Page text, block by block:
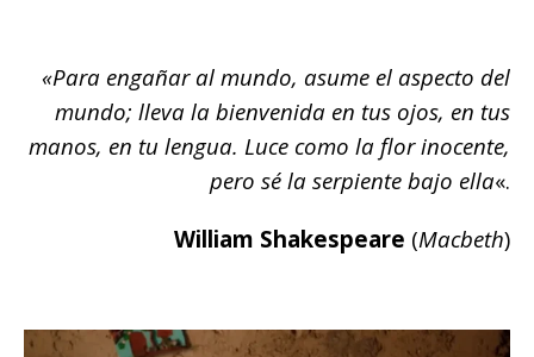
«Para engañar al mundo, asume el aspecto del
mundo; lleva la bienvenida en tus ojos, en tus
manos, en tu lengua. Luce como la flor inocente,
pero sé la serpiente bajo ella«.
William Shakespeare (Macbeth)